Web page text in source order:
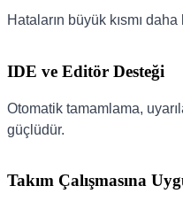
Hataların büyük kısmı
IDE ve Editör Desteği
Otomatik tamamlama,
güçlüdür.
Takım Çalışmasına